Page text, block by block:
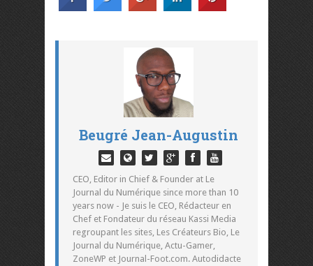
Beugré Jean-Augustin
CEO, Editor in Chief & Founder at Le
Journal du Numérique since more than 10
years now - Je suis le CEO, Rédacteur en
Chef et Fondateur du réseau Kassi Media
regroupant les sites, Les Créateurs Bio, Le
Journal du Numérique, Actu-Gamer,
ZoneWP et Journal-Foot.com. Autodidacte